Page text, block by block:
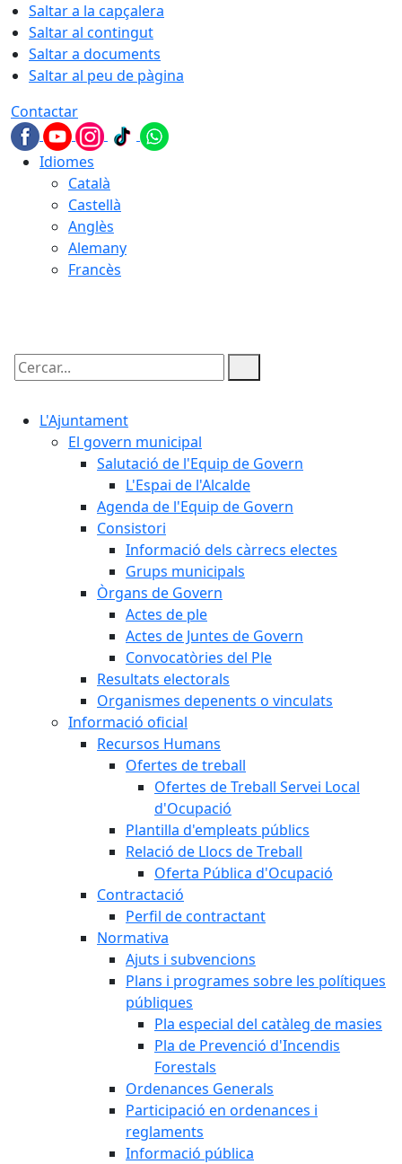
Saltar a la capçalera
Saltar al contingut
Saltar a documents
Saltar al peu de pàgina
Contactar
Idiomes
Català
Castellà
Anglès
Alemany
Francès
Cercar:
L'Ajuntament
El govern municipal
Salutació de l'Equip de Govern
L'Espai de l'Alcalde
Agenda de l'Equip de Govern
Consistori
Informació dels càrrecs electes
Grups municipals
Òrgans de Govern
Actes de ple
Actes de Juntes de Govern
Convocatòries del Ple
Resultats electorals
Organismes depenents o vinculats
Informació oficial
Recursos Humans
Ofertes de treball
Ofertes de Treball Servei Local
d'Ocupació
Plantilla d'empleats públics
Relació de Llocs de Treball
Oferta Pública d'Ocupació
Contractació
Perfil de contractant
Normativa
Ajuts i subvencions
Plans i programes sobre les polítiques
públiques
Pla especial del catàleg de masies
Pla de Prevenció d'Incendis
Forestals
Ordenances Generals
Participació en ordenances i
reglaments
Informació pública